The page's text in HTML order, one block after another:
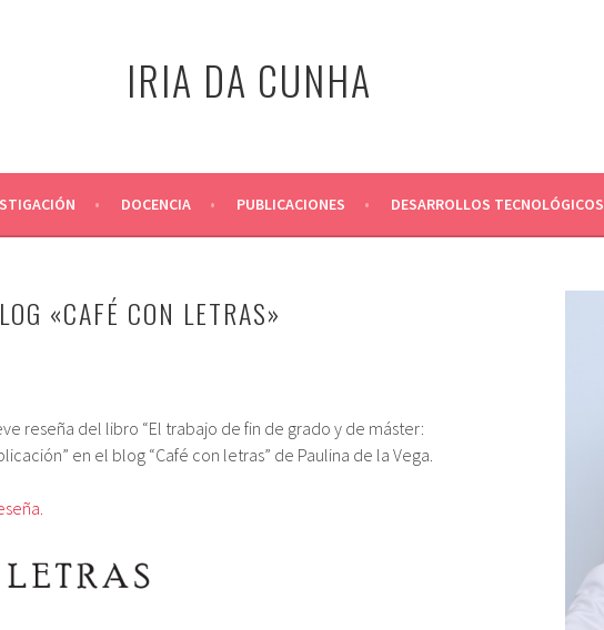
IRIA DA CUNHA
DOCENCIA PUBLICACIONES DESARROLLOS TECNOLÓGICOS
«CAFÉ CON LETRAS»
reseña del libro “El trabajo de fin de grado y de máster:
en el blog “Café con letras” de Paulina de la Vega.